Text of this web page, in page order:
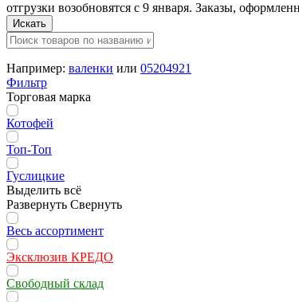
отгрузки возобновятся с 9 января. Заказы,
Искать
Например: валенки или 05204921
Фильтр
Торговая марка
Котофей
Топ-Топ
Гуслицкие
Выделить всё
Развернуть Свернуть
Весь ассортимент
Эксклюзив КРЕДО
Свободный склад